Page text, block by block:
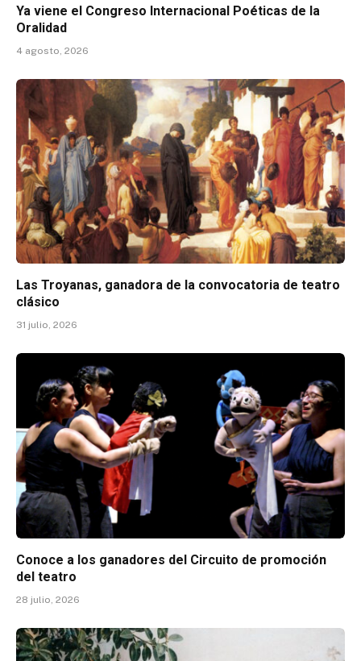
Ya viene el Congreso Internacional Poéticas de la
Oralidad
4 agosto, 2026
Las Troyanas, ganadora de la convocatoria de teatro
clásico
31 julio, 2026
Conoce a los ganadores del Circuito de promoción
del teatro
28 julio, 2026